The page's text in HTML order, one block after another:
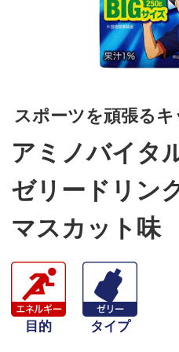
スポーツを頑張るキ
アミノバイタ
ゼリードリン
マスカット味
目的 タイプ